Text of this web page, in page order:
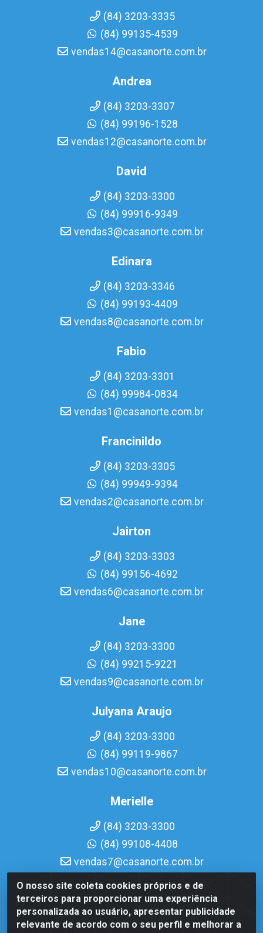
O nosso site coleta cookies próprios e de
terceiros para proporcionar uma experiência
personalizada ao usuário, apresentar publicidade
relevante de acordo com o seu perfil e melhorar a
(84) 3203-3335
(84) 99135-4539
vendas14@casanorte.com.br
Andrea
(84) 3203-3307
(84) 99196-1528
vendas12@casanorte.com.br
David
(84) 3203-3300
(84) 99916-9349
vendas3@casanorte.com.br
Edinara
(84) 3203-3346
(84) 99193-4409
vendas8@casanorte.com.br
Fabio
(84) 3203-3301
(84) 99984-0834
vendas1@casanorte.com.br
Francinildo
(84) 3203-3305
(84) 99949-9394
vendas2@casanorte.com.br
Jairton
(84) 3203-3303
(84) 99156-4692
vendas6@casanorte.com.br
Jane
(84) 3203-3300
(84) 99215-9221
vendas9@casanorte.com.br
Julyana Araujo
(84) 3203-3300
(84) 99119-9867
vendas10@casanorte.com.br
Merielle
(84) 3203-3300
(84) 99108-4408
vendas7@casanorte.com.br
Casa Norte LTDA - Av. Interventor Mário Câmara, 1815 -
Dix-Sept Rosado, Natal/RN - CEP 59054-600 - CNPJ
08.713.513/0001-51